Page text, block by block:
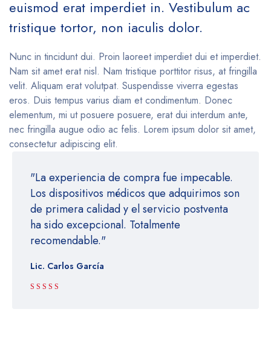
euismod erat imperdiet in. Vestibulum ac
tristique tortor, non iaculis dolor.
Nunc in tincidunt dui. Proin laoreet imperdiet dui et imperdiet.
Nam sit amet erat nisl. Nam tristique porttitor risus, at fringilla
velit. Aliquam erat volutpat. Suspendisse viverra egestas
eros. Duis tempus varius diam et condimentum. Donec
elementum, mi ut posuere posuere, erat dui interdum ante,
nec fringilla augue odio ac felis. Lorem ipsum dolor sit amet,
consectetur adipiscing elit.
"La experiencia de compra fue impecable.
Los dispositivos médicos que adquirimos son
de primera calidad y el servicio postventa
ha sido excepcional. Totalmente
recomendable."
Lic. Carlos García